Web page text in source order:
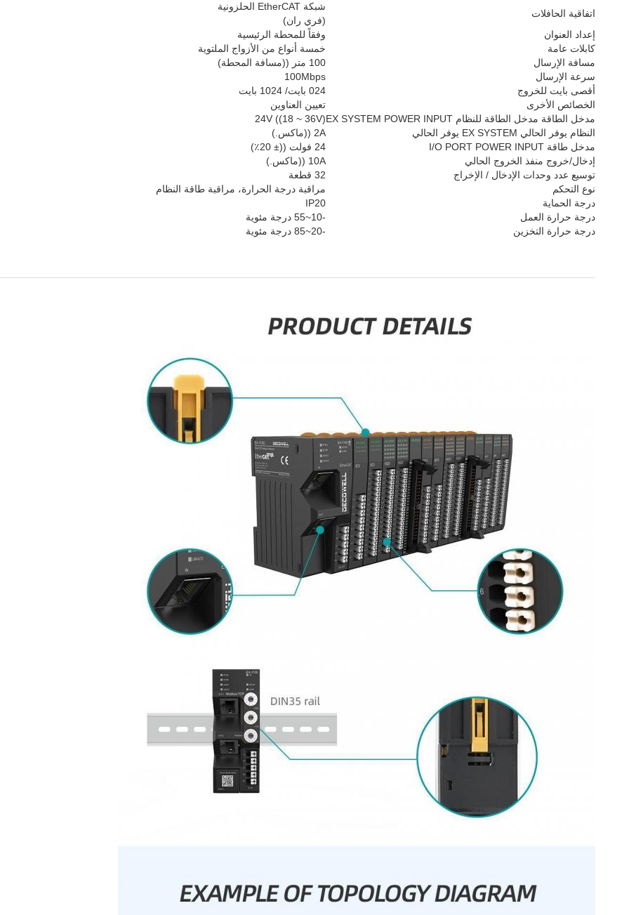
اتفاقية الحافلات
شبكة EtherCAT الحلزونية
(فري ران)
إعداد العنوان
وفقاً للمحطة الرئيسية
كابلات عامة
خمسة أنواع من الأزواج الملتوية
مسافة الإرسال
100 متر ((مسافة المحطة)
سرعة الإرسال
100Mbps
أقصى بايت للخروج
024 بايت/ 1024 بايت
الخصائص الأخرى
تعيين العناوين
مدخل الطاقة مدخل الطاقة للنظام EX SYSTEM POWER INPUT
24V ((18 ~ 36V)
النظام يوفر الحالي EX SYSTEM يوفر الحالي
2A ((ماكس.)
مدخل طاقة I/O PORT POWER INPUT
24 فولت ((± 20٪)
إدخال/خروج منفذ الخروج الحالي
10A ((ماكس.)
توسيع عدد وحدات الإدخال / الإخراج
32 قطعة
نوع التحكم
مراقبة درجة الحرارة، مراقبة طاقة النظام
درجة الحماية
IP20
درجة حرارة العمل
-10~55 درجة مئوية
درجة حرارة التخزين
-20~85 درجة مئوية